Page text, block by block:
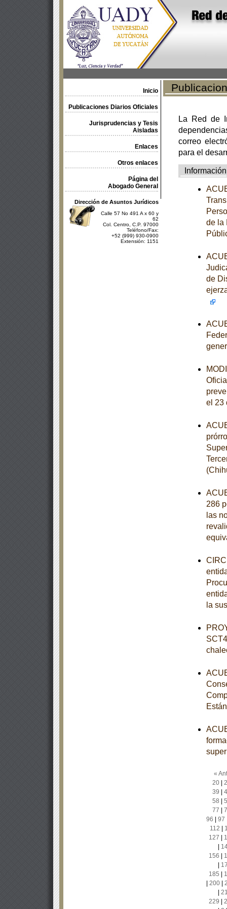
Inicio
Publicaciones Diarios Oficiales
Jurisprudencias y Tesis
Aisladas
Enlaces
Otros enlaces
Página del
Abogado General
Dirección de Asuntos Jurídicos
Calle 57 No 491 A x 60 y
62
Col. Centro, C.P. 97000
Teléfono/Fax:
+52 (999) 930-0900
Extensión: 1151
La Red de
correo
para el
Información
de la
de
el 23
286
las
la
«
20|
39
58
77
96
97
112
127
156
185
200|
229